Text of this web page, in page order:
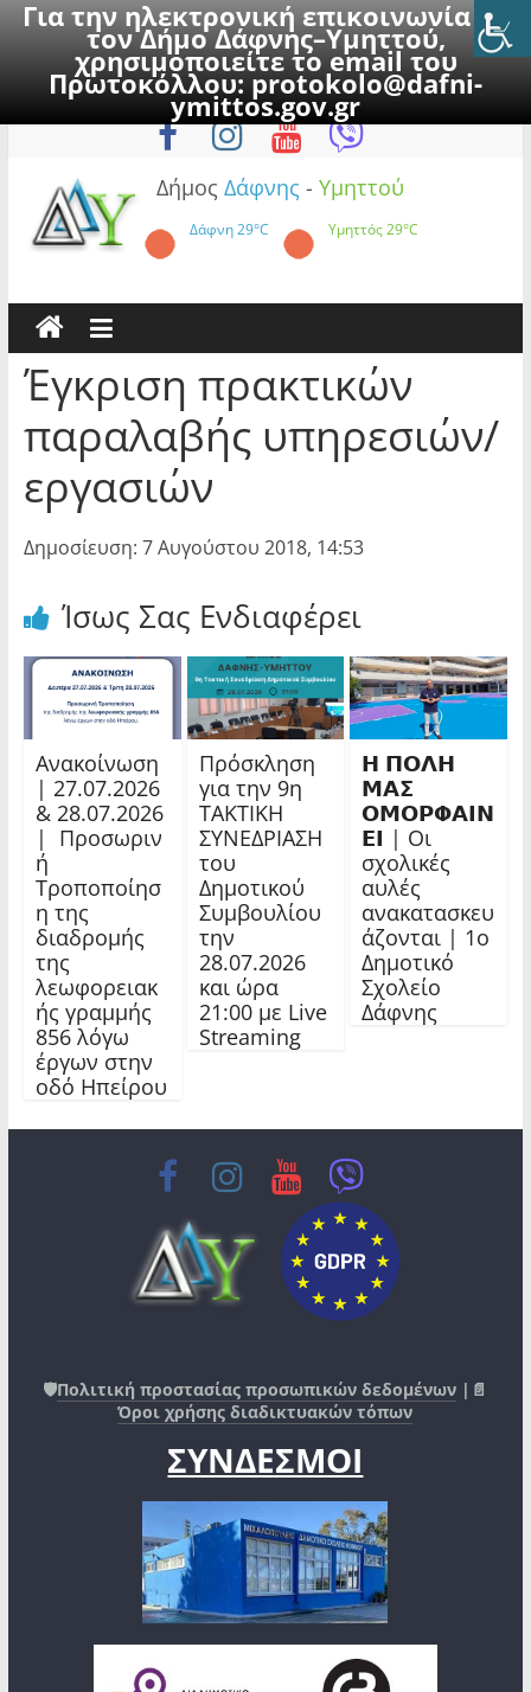
Για την ηλεκτρονική επικοινωνία με
τον Δήμο Δάφνης–Υμηττού,
χρησιμοποιείτε το email του
Πρωτοκόλλου:protokolo@dafni-
ymittos.gov.gr
to
Πέμπτη, 6 Αυγούστου 2026
Δήμος Δάφνης - Υμηττού
Δάφνη29°C Υμηττός29°C
Έγκριση πρακτικών
παραλαβής υπηρεσιών/
εργασιών
Δημοσίευση: 7 Αυγούστου 2018, 14:53
Ίσως Σας Ενδιαφέρει
Ανακοίνωση
| 27.07.2026
& 28.07.2026
| Προσωριν
ή
Τροποποίησ
η της
διαδρομής
της
λεωφορειακ
ής γραμμής
856 λόγω
έργων στην
οδό Ηπείρου
Πρόσκληση
για την 9η
ΤΑΚΤΙΚΗ
ΣΥΝΕΔΡΙΑΣΗ
του
Δημοτικού
Συμβουλίου
την
28.07.2026
και ώρα
21:00 με Live
Streaming
𝝜 𝝥𝝤𝝠𝝜
𝝡𝝖𝝨
𝝤𝝡𝝤𝝦𝝫𝝖𝝞𝝢
𝝚𝝞 | Οι
σχολικές
αυλές
ανακατασκευ
άζονται | 1ο
Δημοτικό
Σχολείο
Δάφνης
🛡️Πολιτική προστασίας προσωπικών δεδομένων |📄
Όροι χρήσης διαδικτυακών τόπων
ΣΥΝΔΕΣΜΟΙ